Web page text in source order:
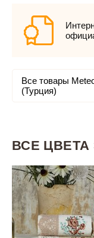
Все товары
(Турция)
ВСЕ